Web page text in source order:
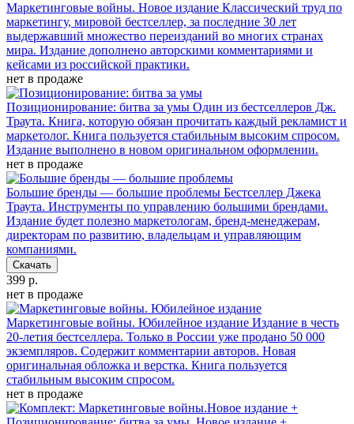
Маркетинговые войны. Новое издание Классический труд по
маркетингу, мировой бестселлер, за последние 30 лет
выдержавший множество переизданий во многих странах
мира. Издание дополнено авторскими комментариями и
кейсами из российской практики.
нет в продаже
Позиционирование: битва за умы Один из бестселлеров Дж.
Траута. Книга, которую обязан прочитать каждый рекламист и
маркетолог. Книга пользуется стабильным высоким спросом.
Издание выполнено в новом оригинальном оформлении.
нет в продаже
Большие бренды — большие проблемы Бестселлер Джека
Траута. Инструменты по управлению большими брендами.
Издание будет полезно маркетологам, бренд-менеджерам,
директорам по развитию, владельцам и управляющим
компаниями.
Скачать
399 р.
нет в продаже
Маркетинговые войны. Юбилейное издание Издание в честь
20-летия бестселлера. Только в России уже продано 50 000
экземпляров. Содержит комментарии авторов. Новая
оригинальная обложка и верстка. Книга пользуется
стабильным высоким спросом.
нет в продаже